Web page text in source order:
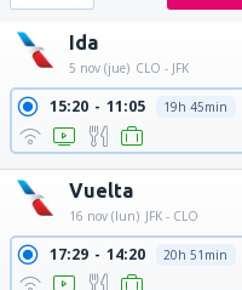
Ida
5 nov (jue) CLO - JFK
15:20 11:05 19h 45min
Vuelta
16 nov (lun) JFK - CLO
17:29 14:20 20h 51min